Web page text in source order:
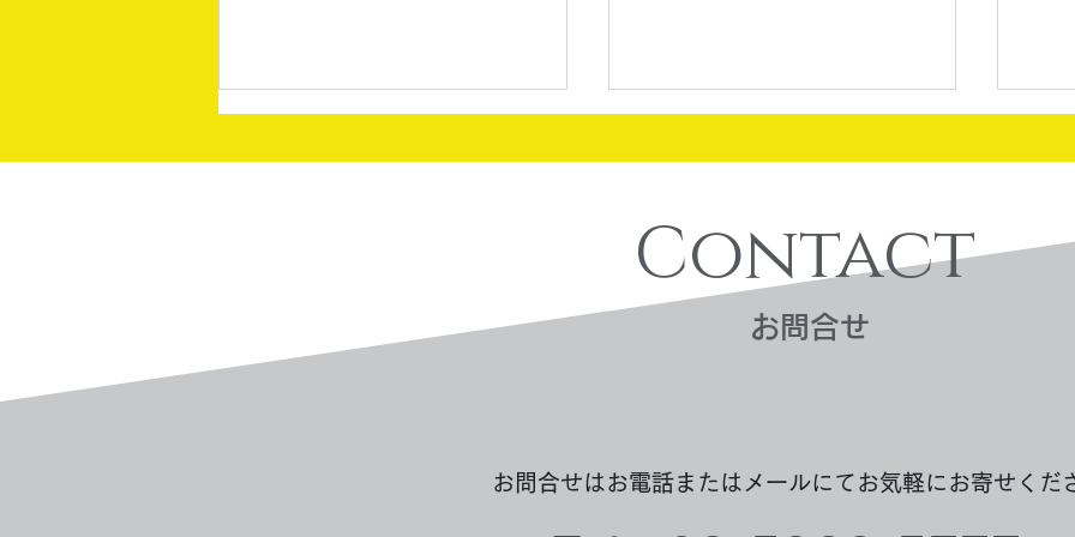
買取実績：田中貴金属 イン
買取実績：80円切手/50円切
Contact
​お問合せ
お問合せはお電話またはメールにてお気軽にお寄せくだ